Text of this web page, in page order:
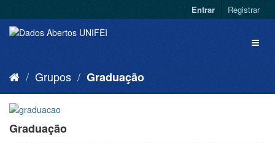
Entrar Registrar
Grupos Graduação
Graduação